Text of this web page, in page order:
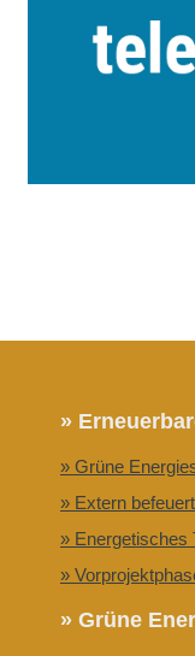
»
» Grüne
» Extern
» Energetisches
»
» Grüne